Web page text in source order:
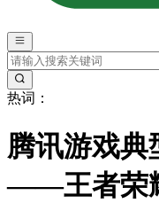
热词：
腾讯游戏
——王者荣